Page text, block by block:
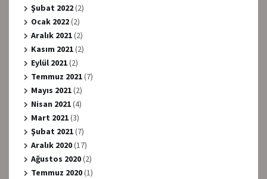
Şubat 2022(2)
Ocak 2022(2)
Aralık 2021(2)
Kasım 2021(2)
Eylül 2021(2)
Temmuz 2021(7)
Mayıs 2021(2)
Nisan 2021(4)
Mart 2021(3)
Şubat 2021(7)
Aralık 2020(17)
Ağustos 2020(2)
Temmuz 2020(1)